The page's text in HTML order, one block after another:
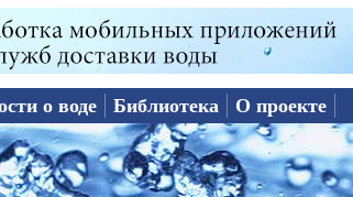
о воде Библиотека О проекте